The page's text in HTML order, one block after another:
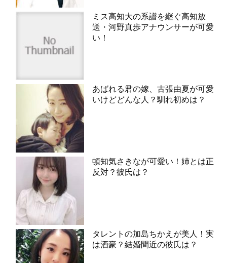
ミス高知大の系譜を継ぐ高知放
送・河野真歩アナウンサーが可愛
い！
あばれる君の嫁、古張由夏が可愛
いけどどんな人？馴れ初めは？
頓知気さきなが可愛い！姉とは正
反対？彼氏は？
タレントの加島ちかえが美人！実
は酒豪？結婚間近の彼氏は？